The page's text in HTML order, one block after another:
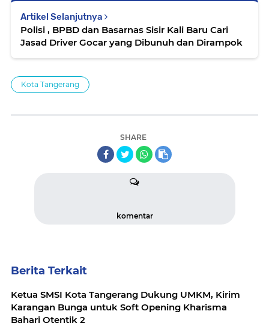
Artikel Selanjutnya
Polisi , BPBD dan Basarnas Sisir Kali Baru Cari
Jasad Driver Gocar yang Dibunuh dan Dirampok
Kota Tangerang
SHARE
komentar
Berita Terkait
Ketua SMSI Kota Tangerang Dukung UMKM, Kirim
Karangan Bunga untuk Soft Opening Kharisma
Bahari Otentik 2